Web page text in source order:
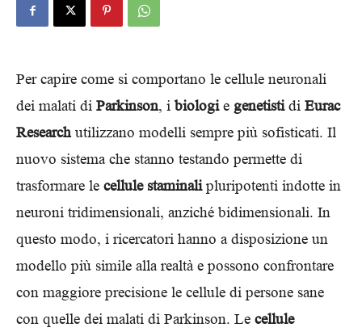
Per capire come si comportano le cellule neuronali
dei malati di Parkinson, i biologie genetistidi Eurac
Research utilizzano modelli sempre più sofisticati. Il
nuovo sistema che stanno testando permette di
trasformare le cellule staminalipluripotenti indotte in
neuroni tridimensionali, anziché bidimensionali. In
questo modo, i ricercatori hanno a disposizione un
modello più simile alla realtà e possono confrontare
con maggiore precisione le cellule di persone sane
con quelle dei malati di Parkinson. Le cellule